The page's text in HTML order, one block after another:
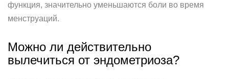
функция, значительно уменьшаются боли во время
менструаций.
Можно ли действительно
вылечиться от эндометриоза?